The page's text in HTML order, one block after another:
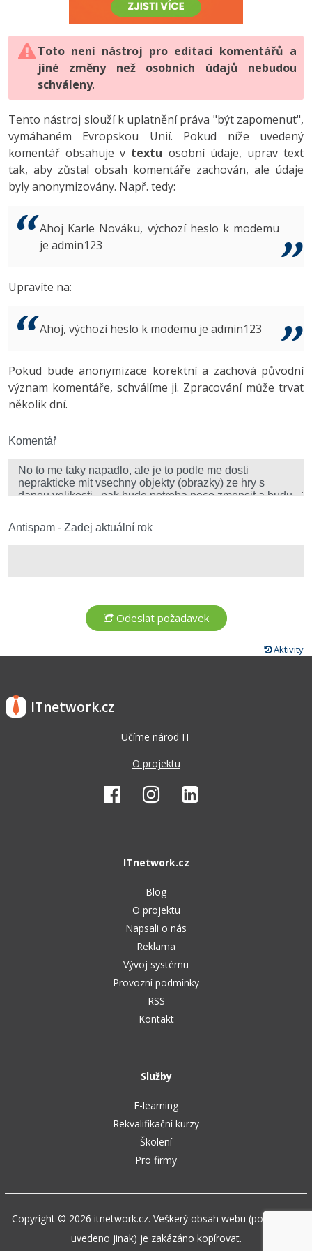
HTML5, CSS3, Bootstrap, SEO
SQL a databáze
Testování a verzování
UML a návrhové vzory
React
Spring
ASP.NET MVC
Best practices
PHP
JavaScript
Python
HTML / CSS
UML a návrhové vzory
MySQL/MariaDB
MS-SQL
Vývojář mobilních aplikací
C# Game developer
Tester
Systémový administrátor
3D grafik
Copywriter
WordPress specialista
-80%
JavaScript -80%
PHP -80%
Swift -80%
Kotlin -80%
VB.NET
Algoritmy -41%
Umělá inteligence (AI) -10%
Fórum
Digitální gramotnost
Marketing
WordPress
SEO
UX
Business
Copywriting
Windows
Kybernetická bezpečnost
Photoshop -80%
Adobe Illustrator -80%
Adobe Lightroom
Adobe XD
Adobe InDesign -25%
Adobe After Effects
Inkscape
Fórum
Toto není nástroj pro editaci komentářů a
jiné změny než osobních údajů nebudou
schváleny.
Tento nástroj slouží k uplatnění práva "být zapomenut",
vymáhaném Evropskou Unií. Pokud níže uvedený
komentář obsahuje v textu osobní údaje, uprav text
tak, aby zůstal obsah komentáře zachován, ale údaje
byly anonymizovány. Např. tedy:
Ahoj Karle Nováku, výchozí heslo k modemu
je admin123
Upravíte na:
Ahoj, výchozí heslo k modemu je admin123
Pokud bude anonymizace korektní a zachová původní
význam komentáře, schválíme ji. Zpracování může trvat
několik dní.
Komentář
Antispam - Zadej aktuální rok
Aktivity
ITnetwork.cz
Učíme národ IT
O projektu
ITnetwork.cz
Blog
O projektu
Napsali o nás
Reklama
Vývoj systému
Provozní podmínky
RSS
Kontakt
Služby
E-learning
Rekvalifikační kurzy
Školení
Pro firmy
Copyright © 2026 itnetwork.cz. Veškerý obsah webu (pokud není
uvedeno jinak) je zakázáno kopírovat.